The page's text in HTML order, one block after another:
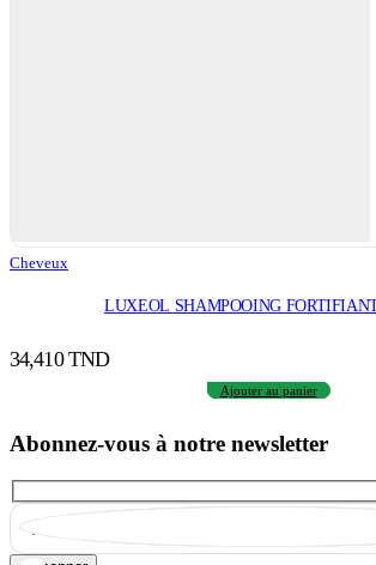
Cheveux
LUXEOL SHAMPOOING
34,410TND
Ajouter au panier
Abonnez-vous à notre newsletter